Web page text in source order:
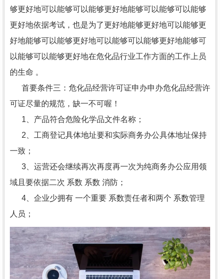
够更好地可以能够可以能够更好地能够可以能够可以能够
更好地依据考试，也是为了更好地能够更好地可以能够更
好地能够可以能够更好地可以能够可以能够更好地能够可
以能够可以能够更好地在危化品行业工作方面的工作上员
的生命 。
首要条件三：危化品经营许可证申办申办危化品经营许
可证尽量的规范，缺一不可喔！
1、产品符合危险化学品文件名称；
2、工商登记具体地址要和实际商务办公具体地址保持
一致；
3、运营还会继续再次再度再一次为纯商务办公应用领
域且要依据二次 系数 系数 消防；
4、企业少拥有 一个重要 系数责任者和两个 系数管理
人员；